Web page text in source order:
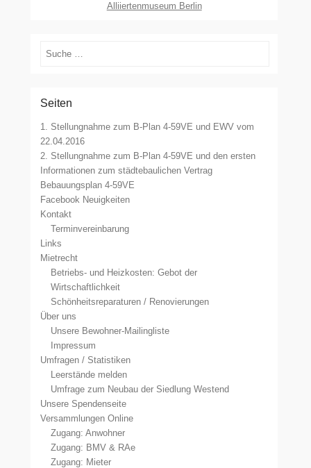
Alliiertenmuseum Berlin
Suchen
Seiten
1. Stellungnahme zum B-Plan 4-59VE und EWV vom
22.04.2016
2. Stellungnahme zum B-Plan 4-59VE und den ersten
Informationen zum städtebaulichen Vertrag
Bebauungsplan 4-59VE
Facebook Neuigkeiten
Kontakt
Terminvereinbarung
Links
Mietrecht
Betriebs- und Heizkosten: Gebot der
Wirtschaftlichkeit
Schönheitsreparaturen / Renovierungen
Über uns
Unsere Bewohner-Mailingliste
Impressum
Umfragen / Statistiken
Leerstände melden
Umfrage zum Neubau der Siedlung Westend
Unsere Spendenseite
Versammlungen Online
Zugang: Anwohner
Zugang: BMV & RAe
Zugang: Mieter